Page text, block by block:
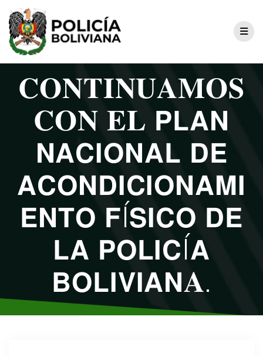
𝐂𝐎𝐍𝐓𝐈𝐍𝐔𝐀𝐌𝐎𝐒
𝐂𝐎𝐍 𝐄𝐋 𝗣𝗟𝗔𝗡
𝗡𝗔𝗖𝗜𝗢𝗡𝗔𝗟 𝗗𝗘
𝗔𝗖𝗢𝗡𝗗𝗜𝗖𝗜𝗢𝗡𝗔𝗠𝗜
𝗘𝗡𝗧𝗢 𝗙Í𝗦𝗜𝗖𝗢 𝗗𝗘
𝗟𝗔 𝗣𝗢𝗟𝗜𝗖Í𝗔
𝗕𝗢𝗟𝗜𝗩𝗜𝗔𝗡𝐀.